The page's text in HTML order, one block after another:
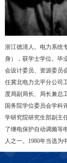
浙江德清人。电力系统
身），获学士学位。毕
会设计委员、资源委员
任冀北电力北平分公司
度局副局长、局长兼总
国务院学位委员会学科
学研究院研究生部副主
了继电保护自动调频等
人之一。1980年当选为